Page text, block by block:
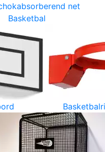
net
Basketbal